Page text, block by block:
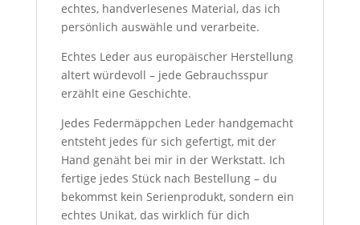
echtes, handverlesenes Material, das ich
persönlich auswähle und verarbeite.
Echtes Leder aus europäischer Herstellung
altert würdevoll – jede Gebrauchsspur
erzählt eine Geschichte.
Jedes Federmäppchen Leder handgemacht
entsteht jedes für sich gefertigt, mit der
Hand genäht bei mir in der Werkstatt. Ich
fertige jedes Stück nach Bestellung – du
bekommst kein Serienprodukt, sondern ein
echtes Unikat, das wirklich für dich